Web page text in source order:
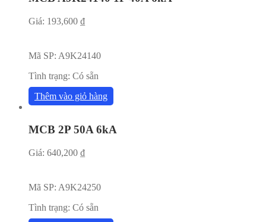
Giá: 193,600 ₫
Mã SP: A9K24140
Tình trạng: Có sẵn
Thêm vào giỏ hàng
MCB 2P 50A 6kA
Giá: 640,200 ₫
Mã SP: A9K24250
Tình trạng: Có sẵn